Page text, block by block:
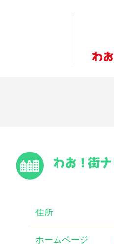
住所
ホームページ